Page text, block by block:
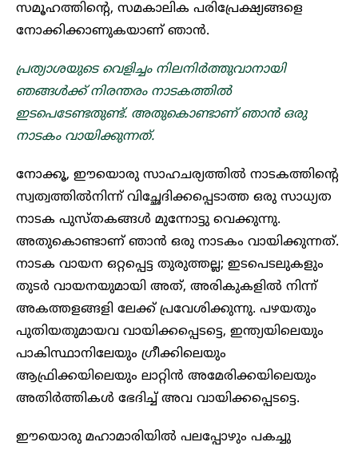
സമൂഹത്തിന്റെ, സമകാലിക പരിപ്രേക്ഷ്യങ്ങളെ
നോക്കിക്കാണുകയാണ് ഞാൻ.
പ്രത്യാശയുടെ വെളിച്ചം നിലനിർത്തുവാനായി
ഞങ്ങൾക്ക് നിരന്തരം നാടകത്തിൽ
ഇടപെടേണ്ടതുണ്ട്. അതുകൊണ്ടാണ് ഞാൻ ഒരു
നാടകം വായിക്കുന്നത്.
നോക്കൂ, ഈയൊരു സാഹചര്യത്തിൽ നാടകത്തിന്റെ
സ്വത്വത്തിൽനിന്ന് വിച്ഛേദിക്കപ്പെടാത്ത ഒരു സാധ്യത
നാടക പുസ്തകങ്ങൾ മുന്നോട്ടു വെക്കുന്നു.
അതുകൊണ്ടാണ് ഞാൻ ഒരു നാടകം വായിക്കുന്നത്.
നാടക വായന ഒറ്റപ്പെട്ട തുരുത്തല്ല; ഇടപെടലുകളും
തുടർ വായനയുമായി അത്, അരികുകളിൽ നിന്ന്
അകത്തളങ്ങളി ലേക്ക് പ്രവേശിക്കുന്നു. പഴയതും
പുതിയതുമായവ വായിക്കപ്പെടട്ടെ, ഇന്ത്യയിലെയും
പാകിസ്ഥാനിലേയും ഗ്രീക്കിലെയും
ആഫ്രിക്കയിലെയും ലാറ്റിൻ അമേരിക്കയിലെയും
അതിർത്തികൾ ഭേദിച്ച് അവ വായിക്കപ്പെടട്ടെ.
ഈയൊരു മഹാമാരിയിൽ പലപ്പോഴും പകച്ചു